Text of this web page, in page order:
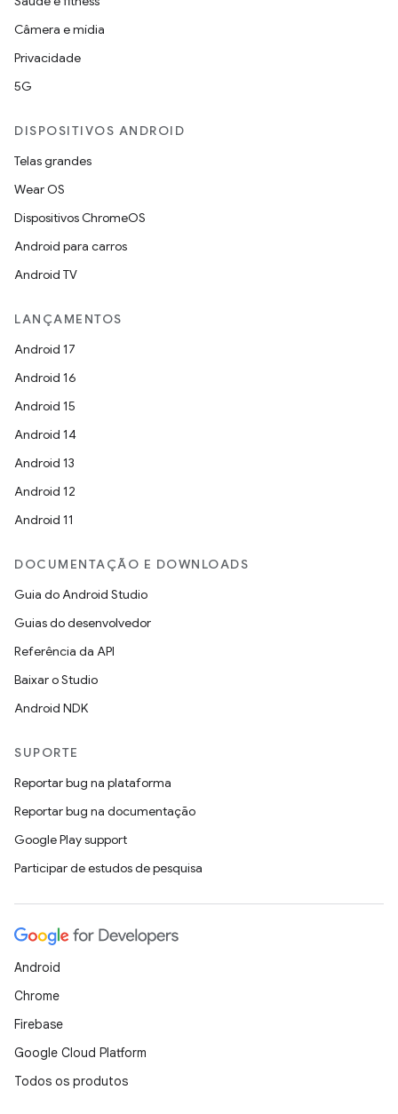
Câmera e mídia
Privacidade
5G
DISPOSITIVOS ANDROID
Telas grandes
Wear OS
Dispositivos ChromeOS
Android para carros
Android TV
LANÇAMENTOS
Android 17
Android 16
Android 15
Android 14
Android 13
Android 12
Android 11
DOCUMENTAÇÃO E DOWNLOADS
Guia do Android Studio
Guias do desenvolvedor
Referência da API
Baixar o Studio
Android NDK
SUPORTE
Reportar bug na plataforma
Reportar bug na documentação
Google Play support
Participar de estudos de pesquisa
Android
Chrome
Firebase
Google Cloud Platform
Todos os produtos